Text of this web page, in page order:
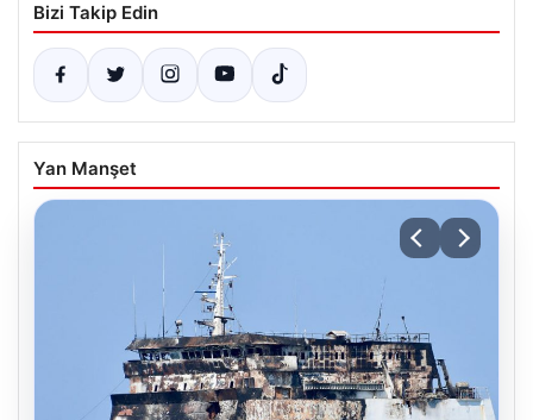
Bizi Takip Edin
Yan Manşet